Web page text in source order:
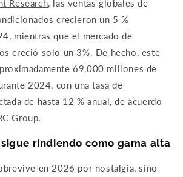
Research, las ventas globales de
crecieron un 5 %
mientras que el mercado de
creció solo un 3%. De hecho, este
69,000 millones de
2024, con una tasa de
de hasta 12 % anual, de acuerdo
Group.
rindiendo como gama alta
en 2026 por nostalgia, sino